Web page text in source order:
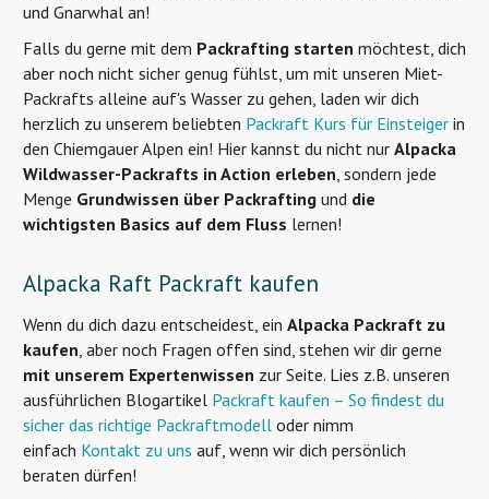
und Gnarwhal an!
Falls du gerne mit dem Packrafting starten möchtest, dich
aber noch nicht sicher genug fühlst, um mit unseren Miet-
Packrafts alleine auf's Wasser zu gehen, laden wir dich
herzlich zu unserem beliebten Packraft Kurs für Einsteiger in
den Chiemgauer Alpen ein! Hier kannst du nicht nur Alpacka
Wildwasser-Packrafts in Action erleben, sondern jede
Menge Grundwissen über Packrafting und die
wichtigsten Basics auf dem Fluss lernen!
Alpacka Raft Packraft kaufen
Wenn du dich dazu entscheidest, ein Alpacka Packraft zu
kaufen, aber noch Fragen offen sind, stehen wir dir gerne
mit unserem Expertenwissen zur Seite. Lies z.B. unseren
ausführlichen Blogartikel Packraft kaufen – So findest du
sicher das richtige Packraftmodell oder nimm
einfach Kontakt zu uns auf, wenn wir dich persönlich
beraten dürfen!